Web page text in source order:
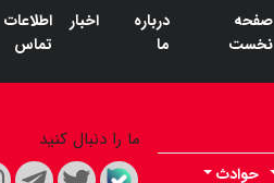
صفحه
نخست
درباره
ما
اخبار
اطلاعات
تماس
حوادث
ما را دنبال کنید